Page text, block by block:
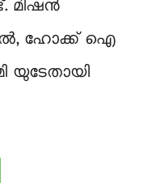
മിഷൻ
ഹോക്ക് ഐ
യുടേതായി